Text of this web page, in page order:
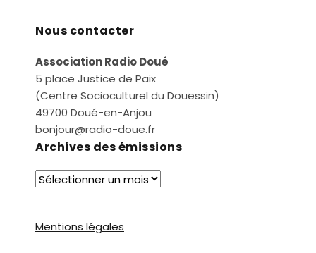
Nous contacter
Association Radio Doué
5 place Justice de Paix
(Centre Socioculturel du Douessin)
49700 Doué-en-Anjou
bonjour@radio-doue.fr
Archives des émissions
Mentions légales